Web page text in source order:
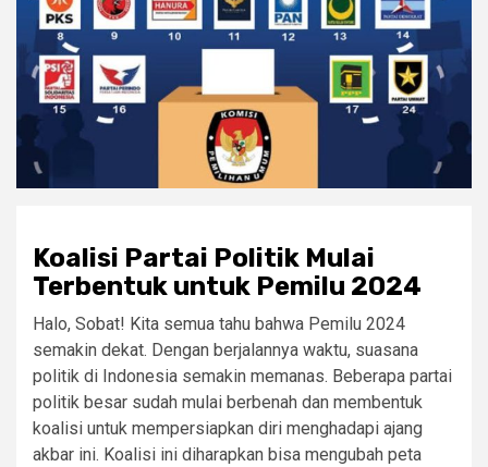
Koalisi Partai Politik Mulai
Terbentuk untuk Pemilu 2024
Halo, Sobat! Kita semua tahu bahwa Pemilu 2024
semakin dekat. Dengan berjalannya waktu, suasana
politik di Indonesia semakin memanas. Beberapa partai
politik besar sudah mulai berbenah dan membentuk
koalisi untuk mempersiapkan diri menghadapi ajang
akbar ini. Koalisi ini diharapkan bisa mengubah peta